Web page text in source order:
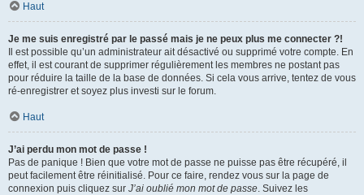
Haut
Je me suis enregistré par le passé mais je ne peux plus me connecter ?!
Il est possible qu’un administrateur ait désactivé ou supprimé votre compte. En
effet, il est courant de supprimer régulièrement les membres ne postant pas
pour réduire la taille de la base de données. Si cela vous arrive, tentez de vous
ré-enregistrer et soyez plus investi sur le forum.
Haut
J’ai perdu mon mot de passe !
Pas de panique ! Bien que votre mot de passe ne puisse pas être récupéré, il
peut facilement être réinitialisé. Pour ce faire, rendez vous sur la page de
connexion puis cliquez sur J’ai oublié mon mot de passe. Suivez les